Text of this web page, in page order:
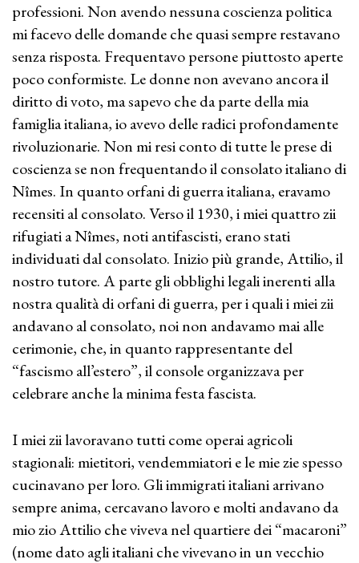
professioni. Non avendo nessuna coscienza politica
mi facevo delle domande che quasi sempre restavano
senza risposta. Frequentavo persone piuttosto aperte
poco conformiste. Le donne non avevano ancora il
diritto di voto, ma sapevo che da parte della mia
famiglia italiana, io avevo delle radici profondamente
rivoluzionarie. Non mi resi conto di tutte le prese di
coscienza se non frequentando il consolato italiano di
Nîmes. In quanto orfani di guerra italiana, eravamo
recensiti al consolato. Verso il 1930, i miei quattro zii
rifugiati a Nîmes, noti antifascisti, erano stati
individuati dal consolato. Inizio più grande, Attilio, il
nostro tutore. A parte gli obblighi legali inerenti alla
nostra qualità di orfani di guerra, per i quali i miei zii
andavano al consolato, noi non andavamo mai alle
cerimonie, che, in quanto rappresentante del
“fascismo all’estero”, il console organizzava per
celebrare anche la minima festa fascista.
I miei zii lavoravano tutti come operai agricoli
stagionali: mietitori, vendemmiatori e le mie zie spesso
cucinavano per loro. Gli immigrati italiani arrivano
sempre anima, cercavano lavoro e molti andavano da
mio zio Attilio che viveva nel quartiere dei “macaroni”
(nome dato agli italiani che vivevano in un vecchio